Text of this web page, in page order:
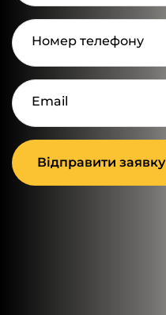
Номер телефону
Email
Відправити заявку